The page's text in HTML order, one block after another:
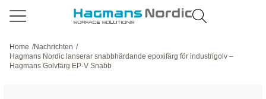
Home /Nachrichten /
Hagmans Nordic lanserar snabbhärdande epoxifärg för industrigolv –
Hagmans Golvfärg EP-V Snabb